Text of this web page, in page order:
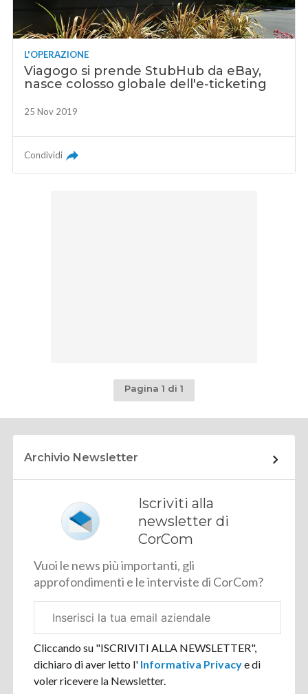
L'OPERAZIONE
Viagogo si prende StubHub da eBay,
nasce colosso globale dell'e-ticketing
25 Nov 2019
Condividi
Pagina 1 di 1
Archivio Newsletter
Iscriviti alla
newsletter di
CorCom
Vuoi le news più importanti, gli
approfondimenti e le interviste di CorCom?
aziendale
Cliccando su "ISCRIVITI ALLA NEWSLETTER",
dichiaro di aver letto l' Informativa Privacye di
voler ricevere la Newsletter.